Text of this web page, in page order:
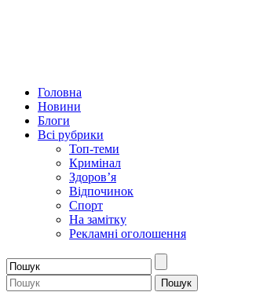
Головна
Новини
Блоги
Всі рубрики
Топ-теми
Кримінал
Здоров’я
Відпочинок
Спорт
На замітку
Рекламні оголошення